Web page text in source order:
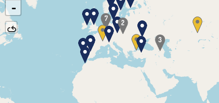
3
2
7
-